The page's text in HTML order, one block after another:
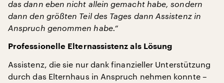
das dann eben nicht allein gemacht habe, sondern
dann den größten Teil des Tages dann Assistenz in
Anspruch genommen habe.“
Professionelle Elternassistenz als Lösung
Assistenz, die sie nur dank finanzieller Unterstützung
durch das Elternhaus in Anspruch nehmen konnte –